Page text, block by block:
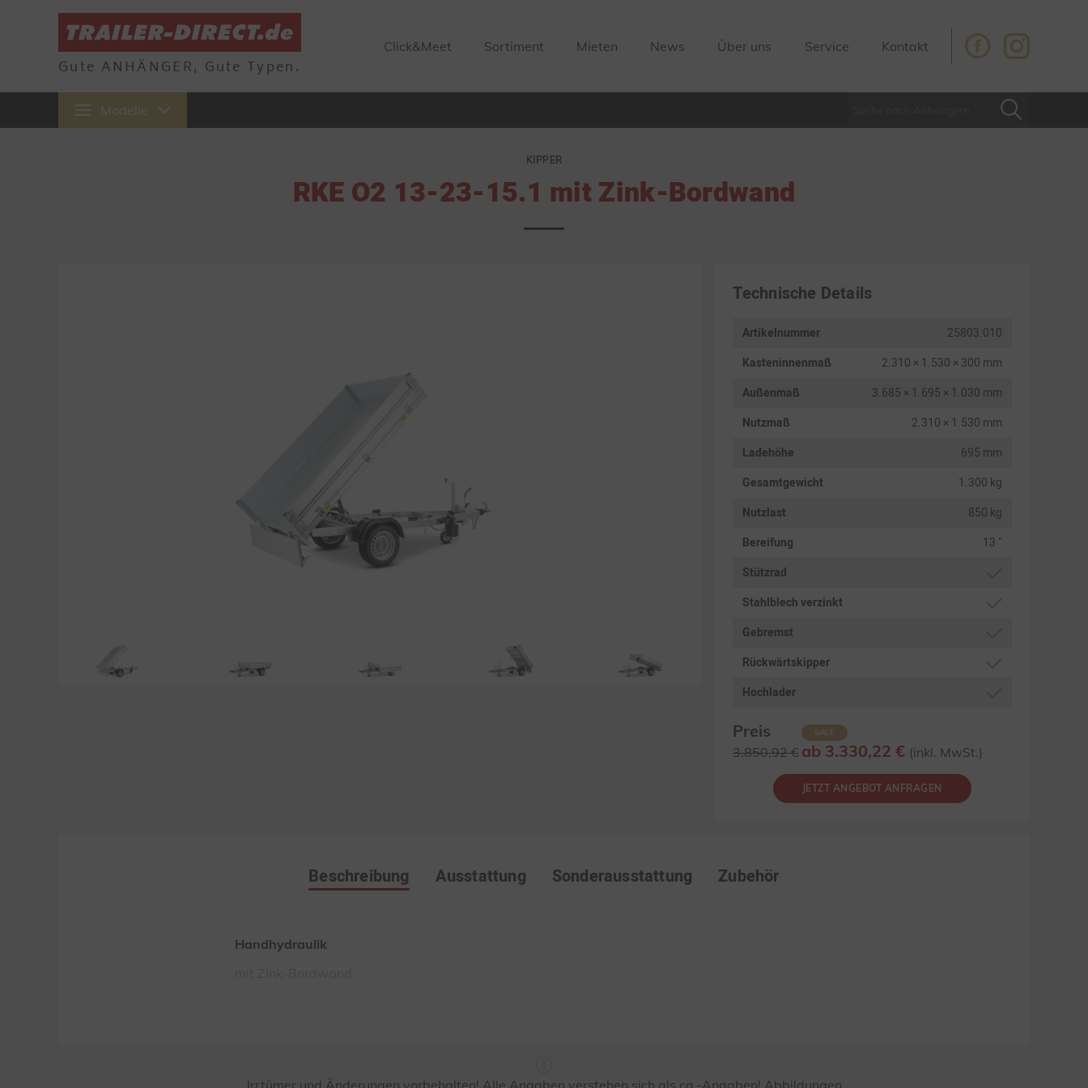
Gute ANHÄNGER, Gute Typen.
Click&Meet Sortiment Mieten News Über uns Service Kontakt
Modelle
KIPPER
RKE O2 13-23-15.1 mit Zink-Bordwand
Technische Details
Artikelnummer
25803.010
Kasteninnenmaß
2.310 × 1.530 × 300 mm
Außenmaß
3.685 × 1.695 × 1.030 mm
Nutzmaß
2.310 × 1.530 mm
Ladehöhe
695 mm
Gesamtgewicht
1.300 kg
Nutzlast
850 kg
Bereifung
13 "
Stützrad
Stahlblech verzinkt
Gebremst
Rückwärtskipper
Hochlader
Preis SALE
3.850,92 €ab 3.330,22 € (inkl. MwSt.)
JETZT ANGEBOT ANFRAGEN
Beschreibung Ausstattung Sonderausstattung Zubehör
Handhydraulik
Irrtümer und Änderungen vorbehalten! Alle Angaben verstehen sich als ca.-Angaben! Abbildungen